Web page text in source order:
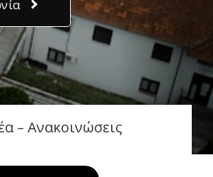
– Ανακοινώσεις